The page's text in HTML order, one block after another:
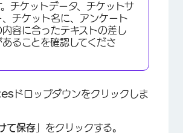
。チケットデータ、チケットサ
、チケット名に、アンケート
内容に合ったテキストの差し
ることを確認してくださ
ドロップダウンをクリックしま
て保存 」をクリックする。